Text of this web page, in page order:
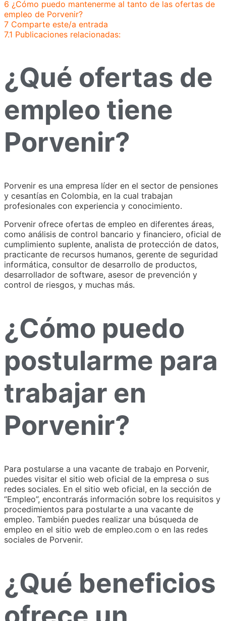
6 ¿Cómo puedo mantenerme al tanto de las ofertas de
empleo de Porvenir?
7 Comparte este/a entrada
7.1 Publicaciones relacionadas:
¿Qué ofertas de
empleo tiene
Porvenir?
Porvenir es una empresa líder en el sector de pensiones
y cesantías en Colombia, en la cual trabajan
profesionales con experiencia y conocimiento.
Porvenir ofrece ofertas de empleo en diferentes áreas,
como análisis de control bancario y financiero, oficial de
cumplimiento suplente, analista de protección de datos,
practicante de recursos humanos, gerente de seguridad
informática, consultor de desarrollo de productos,
desarrollador de software, asesor de prevención y
control de riesgos, y muchas más.
¿Cómo puedo
postularme para
trabajar en
Porvenir?
Para postularse a una vacante de trabajo en Porvenir,
puedes visitar el sitio web oficial de la empresa o sus
redes sociales. En el sitio web oficial, en la sección de
“Empleo”, encontrarás información sobre los requisitos y
procedimientos para postularte a una vacante de
empleo. También puedes realizar una búsqueda de
empleo en el sitio web de empleo.com o en las redes
sociales de Porvenir.
¿Qué beneficios